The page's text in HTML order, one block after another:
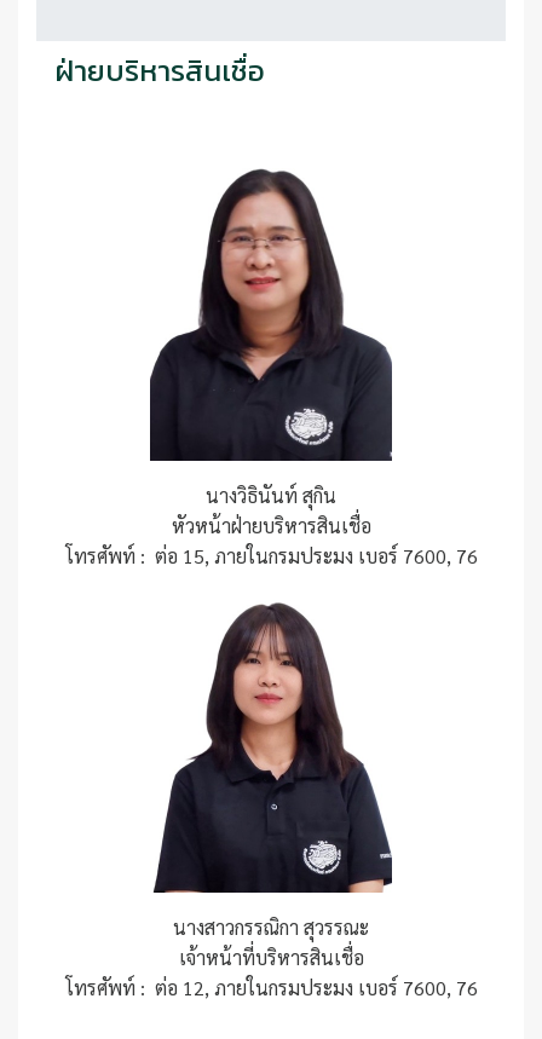
ฝ่ายบริหารสินเชื่อ
นางวิธินันท์ สุกิน
หัวหน้าฝ่ายบริหารสินเชื่อ
โทรศัพท์ : ต่อ 15, ภายในกรมประมง เบอร์ 7600, 76
นางสาวกรรณิกา สุวรรณะ
เจ้าหน้าที่บริหารสินเชื่อ
โทรศัพท์ : ต่อ 12, ภายในกรมประมง เบอร์ 7600, 76